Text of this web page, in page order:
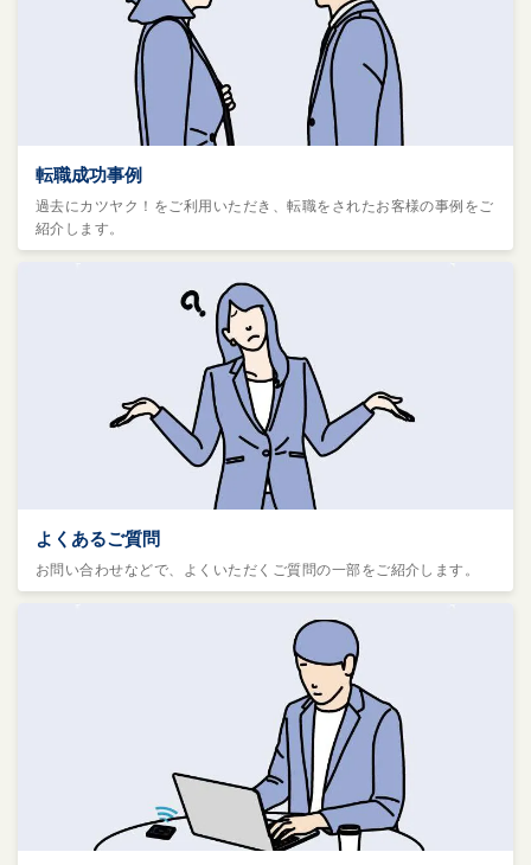
転職成功事例
過去にカツヤク！をご利用いただき、転職をされたお客様の事例をご
紹介します。
よくあるご質問
お問い合わせなどで、よくいただくご質問の一部をご紹介します。